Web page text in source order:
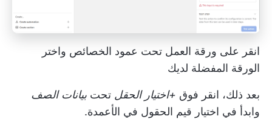
انقر على ورقة العمل تحت عمود الخصائص واختر
الورقة المفضلة لديك
بعد ذلك، انقر فوق +اختيار الحقل تحت بيانات الصف
وابدأ في اختيار قيم الحقول في الأعمدة.